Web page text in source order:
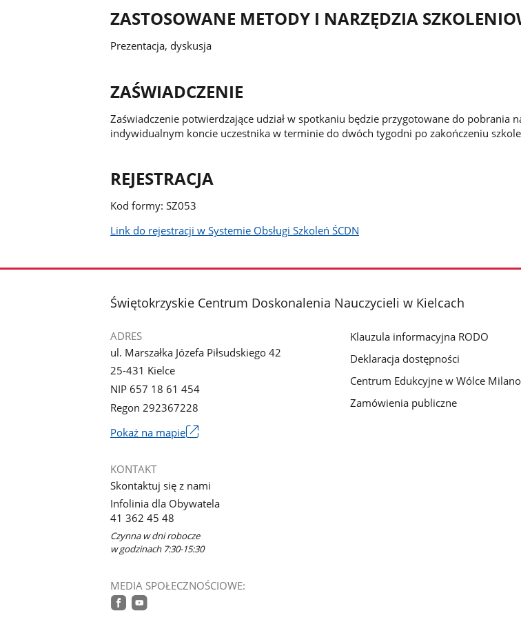
ZASTOSOWANE METODY I NARZĘDZIA
Prezentacja, dyskusja
ZAŚWIADCZENIE
Zaświadczenie potwierdzające udział w spotkaniu będzie przygotowane do pobrania
indywidualnym koncie uczestnika w terminie do dwóch tygodni po zakończeniu
REJESTRACJA
Kod formy: SZ053
Link do rejestracji w Systemie Obsługi Szkoleń ŚCDN
stopka
Świętokrzyskie Centrum Doskonalenia Nauczycieli w Kielcach
ADRES
ul. Marszałka Józefa Piłsudskiego 42
25-431 Kielce
NIP 657 18 61 454
Regon 292367228
Pokaż na mapieLink
nowym
oknie
KONTAKT
Skontaktuj się z nami
Infolinia dla Obywatela
41 362 45 48
Czynna w dni robocze
w godzinach 7:30-15:30
MEDIA SPOŁECZNOŚCIOWE:
Klauzula informacyjna RODO
Deklaracja dostępności
Centrum Edukcyjne w Wólce
Zamówienia publiczne